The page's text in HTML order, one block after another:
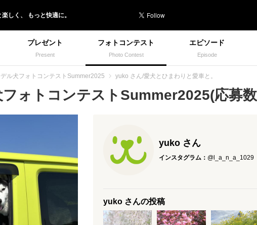
しく、 もっと快適に。
プレゼント
Present
フォトコンテスト
Photo Contest
エピソード
Episode
ル犬フォトコンテストSummer2025 yuko さん/愛犬とひまわりと愛車と。
ォトコンテストSummer2025(応募
yuko さん
インスタグラム： @l_a_n_a_1029
yuko さんの投稿